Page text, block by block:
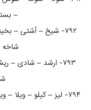
–
۷۹۲- شیخ – آشتی –
۷۹۳- ارشد – شادی –
۷۹۴- لیز – کیلو – ویلا